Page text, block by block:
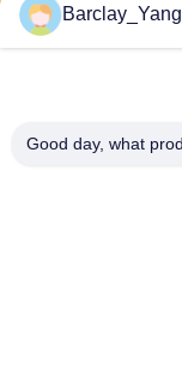
Barclay_Yang
Good day, what